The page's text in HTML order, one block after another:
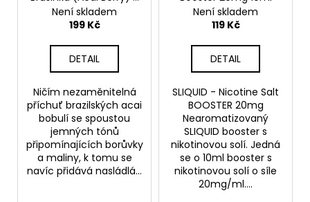
10mg
Není skladem
199 Kč
DETAIL
Ničím nezaměnitelná
příchuť brazilských acai
bobulí se spoustou
jemných tónů
připomínajících borůvky
a maliny, k tomu se
navíc přidává nasládlá...
Není skladem
119 Kč
DETAIL
SLIQUID - Nicotine Salt
BOOSTER 20mg
Nearomatizovaný
SLIQUID booster s
nikotinovou solí. Jedná
se o 10ml booster s
nikotinovou solí o síle
20mg/ml....